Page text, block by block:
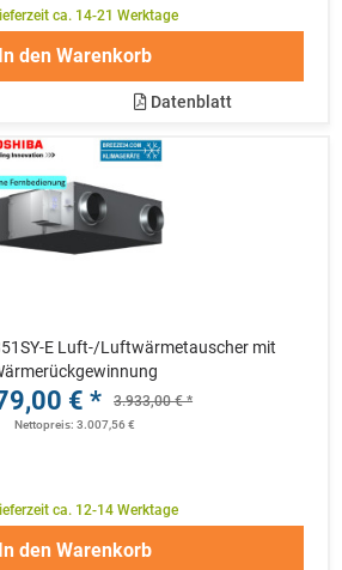
ca. 14-21 Werktage
In den Warenkorb
Datenblatt
E Luft-/Luftwärmetauscher mit
€ * 3.933,00 € *
Nettopreis: 3.007,56 €
ca. 12-14 Werktage
In den Warenkorb